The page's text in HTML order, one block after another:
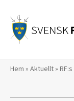
innehåll
Hem » Aktuellt»